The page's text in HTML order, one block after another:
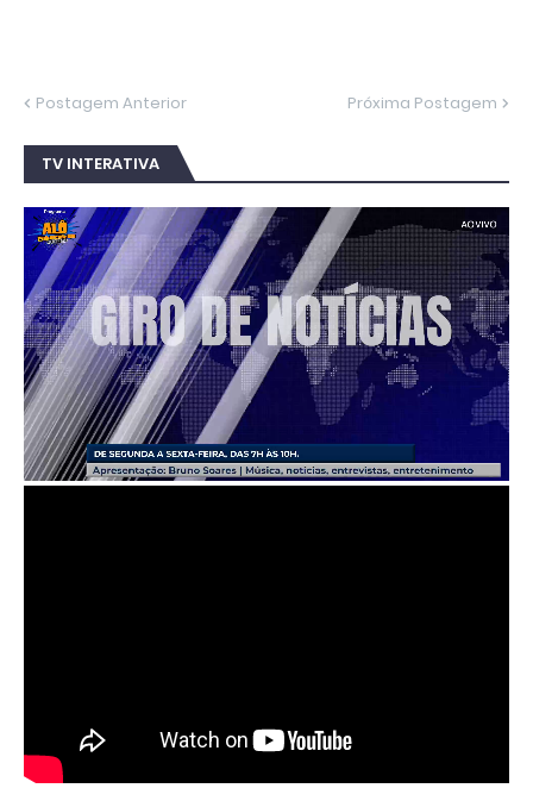
Postagem Anterior Próxima Postagem
TV INTERATIVA